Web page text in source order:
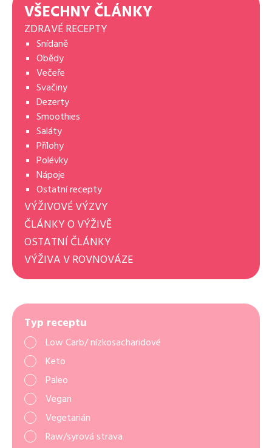
VŠECHNY ČLÁNKY
ZDRAVÉ RECEPTY
Snídaně
Obědy
Večeře
Svačiny
Dezerty
Smoothies
Saláty
Přílohy
Polévky
Nápoje
Ostatní recepty
VÝŽIVOVÉ VÝZVY
ČLÁNKY O VÝŽIVĚ
OSTATNÍ ČLÁNKY
VÝŽIVA V ROVNOVÁZE
Typ receptu
Low Carb/ nízkosacharidové
Keto
Paleo
Vegan
Vegetarián
Raw/syrová strava